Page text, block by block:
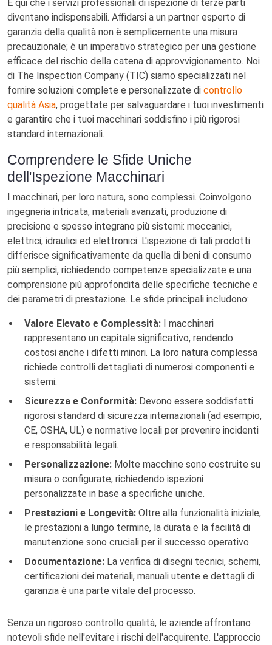
È qui che i servizi professionali di ispezione di terze parti
diventano indispensabili. Affidarsi a un partner esperto di
garanzia della qualità non è semplicemente una misura
precauzionale; è un imperativo strategico per una gestione
efficace del rischio della catena di approvvigionamento. Noi
di The Inspection Company (TIC) siamo specializzati nel
fornire soluzioni complete e personalizzate di controllo
qualità Asia, progettate per salvaguardare i tuoi investimenti
e garantire che i tuoi macchinari soddisfino i più rigorosi
standard internazionali.
Comprendere le Sfide Uniche
dell'Ispezione Macchinari
I macchinari, per loro natura, sono complessi. Coinvolgono
ingegneria intricata, materiali avanzati, produzione di
precisione e spesso integrano più sistemi: meccanici,
elettrici, idraulici ed elettronici. L'ispezione di tali prodotti
differisce significativamente da quella di beni di consumo
più semplici, richiedendo competenze specializzate e una
comprensione più approfondita delle specifiche tecniche e
dei parametri di prestazione. Le sfide principali includono:
Valore Elevato e Complessità: I macchinari
rappresentano un capitale significativo, rendendo
costosi anche i difetti minori. La loro natura complessa
richiede controlli dettagliati di numerosi componenti e
sistemi.
Sicurezza e Conformità: Devono essere soddisfatti
rigorosi standard di sicurezza internazionali (ad esempio,
CE, OSHA, UL) e normative locali per prevenire incidenti
e responsabilità legali.
Personalizzazione: Molte macchine sono costruite su
misura o configurate, richiedendo ispezioni
personalizzate in base a specifiche uniche.
Prestazioni e Longevità: Oltre alla funzionalità iniziale,
le prestazioni a lungo termine, la durata e la facilità di
manutenzione sono cruciali per il successo operativo.
Documentazione: La verifica di disegni tecnici, schemi,
certificazioni dei materiali, manuali utente e dettagli di
garanzia è una parte vitale del processo.
Senza un rigoroso controllo qualità, le aziende affrontano
notevoli sfide nell'evitare i rischi dell'acquirente. L'approccio